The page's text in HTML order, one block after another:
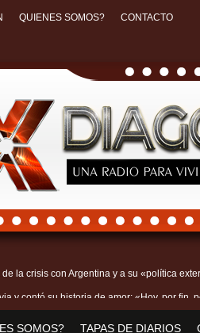
QUIENES SOMOS? CONTACTO
la crisis con Argentina y a su «política
y contó su historia de amor: «Hoy, por fin,
SOMOS? TAPAS DE DIARIOS